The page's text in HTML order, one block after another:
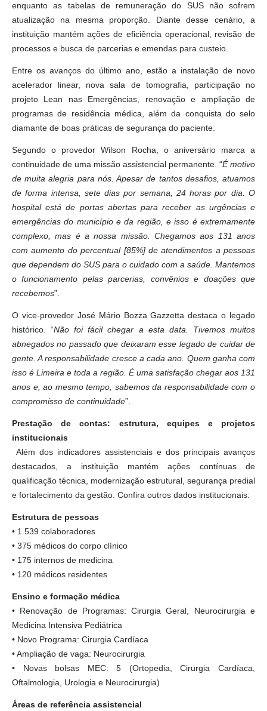
enquanto as tabelas de remuneração do SUS não sofrem
atualização na mesma proporção. Diante desse cenário, a
instituição mantém ações de eficiência operacional, revisão de
processos e busca de parcerias e emendas para custeio.
Entre os avanços do último ano, estão a instalação de novo
acelerador linear, nova sala de tomografia, participação no
projeto Lean nas Emergências, renovação e ampliação de
programas de residência médica, além da conquista do selo
diamante de boas práticas de segurança do paciente.
Segundo o provedor Wilson Rocha, o aniversário marca a
continuidade de uma missão assistencial permanente. “É motivo
de muita alegria para nós. Apesar de tantos desafios, atuamos
de forma intensa, sete dias por semana, 24 horas por dia. O
hospital está de portas abertas para receber as urgências e
emergências do município e da região, e isso é extremamente
complexo, mas é a nossa missão. Chegamos aos 131 anos
com aumento do percentual [85%] de atendimentos a pessoas
que dependem do SUS para o cuidado com a saúde. Mantemos
o funcionamento pelas parcerias, convênios e doações que
recebemos”.
O vice-provedor José Mário Bozza Gazzetta destaca o legado
histórico. “Não foi fácil chegar a esta data. Tivemos muitos
abnegados no passado que deixaram esse legado de cuidar de
gente. A responsabilidade cresce a cada ano. Quem ganha com
isso é Limeira e toda a região. É uma satisfação chegar aos 131
anos e, ao mesmo tempo, sabemos da responsabilidade com o
compromisso de continuidade”.
Prestação de contas: estrutura, equipes e projetos
institucionais
Além dos indicadores assistenciais e dos principais avanços
destacados, a instituição mantém ações contínuas de
qualificação técnica, modernização estrutural, segurança predial
e fortalecimento da gestão. Confira outros dados institucionais:
Estrutura de pessoas
• 1.539 colaboradores
• 375 médicos do corpo clínico
• 175 internos de medicina
• 120 médicos residentes
Ensino e formação médica
• Renovação de Programas: Cirurgia Geral, Neurocirurgia e
Medicina Intensiva Pediátrica
• Novo Programa: Cirurgia Cardíaca
• Ampliação de vaga: Neurocirurgia
• Novas bolsas MEC: 5 (Ortopedia, Cirurgia Cardíaca,
Oftalmologia, Urologia e Neurocirurgia)
Áreas de referência assistencial